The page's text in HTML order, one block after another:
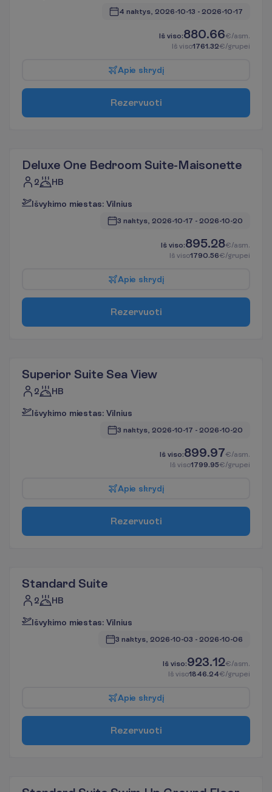
4 naktys, 2026-10-13 - 2026-10-17
Iš viso:880.66€/asm.
Iš viso1761.32€/grupei
Apie skrydį
Rezervuoti
Deluxe One Bedroom Suite-Maisonette
2 HB
Išvykimo miestas: Vilnius
3 naktys, 2026-10-17 - 2026-10-20
Iš viso:895.28€/asm.
Iš viso1790.56€/grupei
Apie skrydį
Rezervuoti
Superior Suite Sea View
2 HB
Išvykimo miestas: Vilnius
3 naktys, 2026-10-17 - 2026-10-20
Iš viso:899.97€/asm.
Iš viso1799.95€/grupei
Apie skrydį
Rezervuoti
Standard Suite
2 HB
Išvykimo miestas: Vilnius
3 naktys, 2026-10-03 - 2026-10-06
Iš viso:923.12€/asm.
Iš viso1846.24€/grupei
Apie skrydį
Rezervuoti